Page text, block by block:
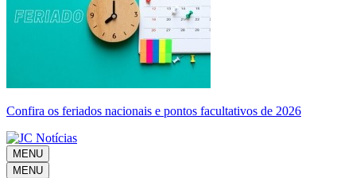
Confira os feriados nacionais e pontos facultativos de 2026
MENU
MENU